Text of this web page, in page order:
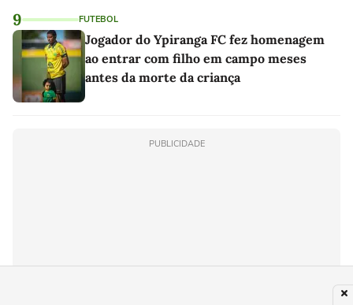
9 FUTEBOL
Jogador do Ypiranga FC fez homenagem
ao entrar com filho em campo meses
antes da morte da criança
PUBLICIDADE